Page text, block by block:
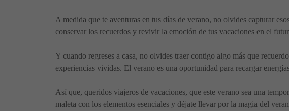
A medida que te aventuras en tus días de verano, no olvides capturar
conservar los recuerdos y revivir la emoción de tus vacaciones en el
Y cuando regreses a casa, no olvides traer contigo algo más que
experiencias vividas. El verano es una oportunidad para recargar
Así que, queridos viajeros de vacaciones, que este verano sea una
maleta con los elementos esenciales y déjate llevar por la magia del